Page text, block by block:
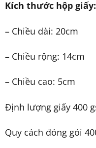
Kích thước hộp giấy:
– Chiều dài: 20cm
– Chiều rộng: 14cm
– Chiều cao: 5cm
Định lượng giấy 400
Quy cách đóng gói